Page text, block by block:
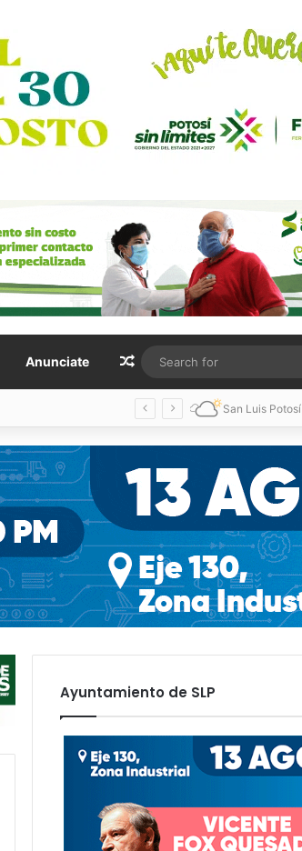
Anunciate Random Article
San Luis Potosí
Ayuntamiento de SLP